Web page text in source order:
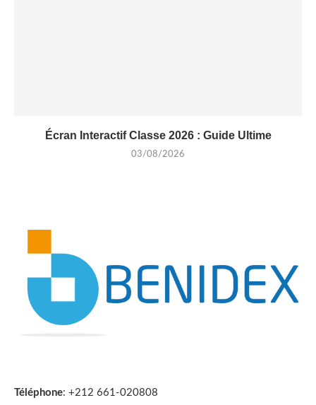
Écran Interactif Classe 2026 : Guide Ultime
03/08/2026
Téléphone: +212 661-020808